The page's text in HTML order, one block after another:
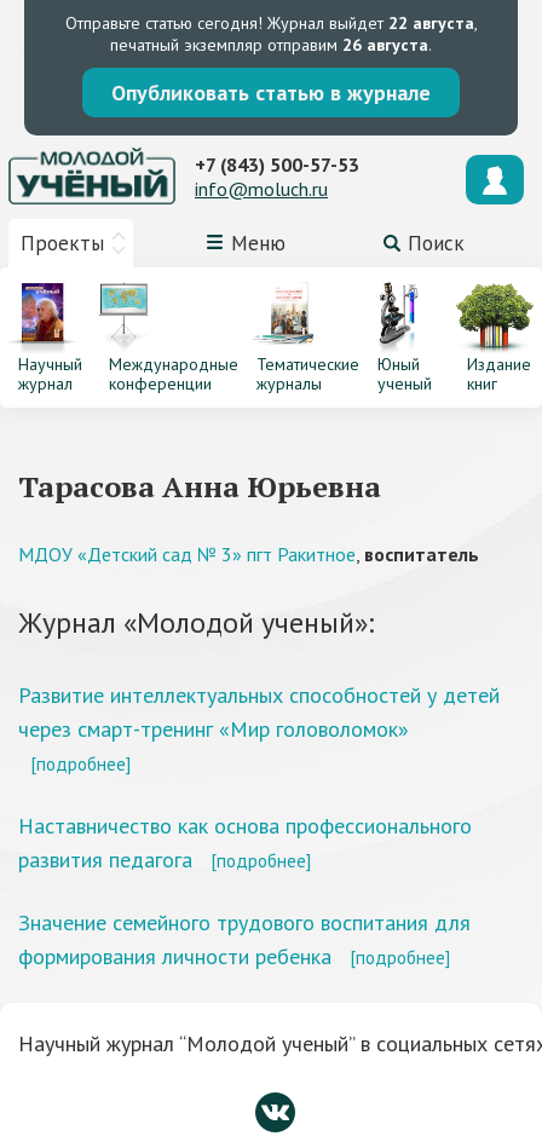
Отправьте статью сегодня! Журнал выйдет 22 августа,
печатный экземпляр отправим 26 августа.
Опубликовать статью в журнале
Проекты Меню Поиск
+7 (843) 500-57-53
info@moluch.ru
Научный
журнал
Международные
конференции
Тематические
журналы
Юный
ученый
Издание
книг
Тарасова Анна Юрьевна
МДОУ «Детский сад № 3» пгт Ракитное, воспитатель
Журнал «Молодой ученый»:
Развитие интеллектуальных способностей у детей
через смарт-тренинг «Мир головоломок»
[подробнее]
Наставничество как основа профессионального
развития педагога
[подробнее]
Значение семейного трудового воспитания для
формирования личности ребенка
[подробнее]
Научный журнал “Молодой ученый” в социальных